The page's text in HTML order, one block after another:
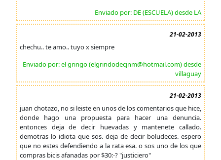
Enviado por: DE (ESCUELA) desde LA
21-02-2013
chechu.. te amo.. tuyo x siempre
Enviado por: el gringo (elgrindodecjnm@hotmail.com) desde
villaguay
21-02-2013
juan chotazo, no si leiste en unos de los comentarios que hice,
donde hago una propuesta para hacer una denuncia.
entonces deja de decir huevadas y mantenete callado.
demotras lo idiota que sos. deja de decir boludeces. espero
que no estes defendiendo a la rata esa. o sos uno de los que
compras bicis afanadas por $30:-? "justiciero"